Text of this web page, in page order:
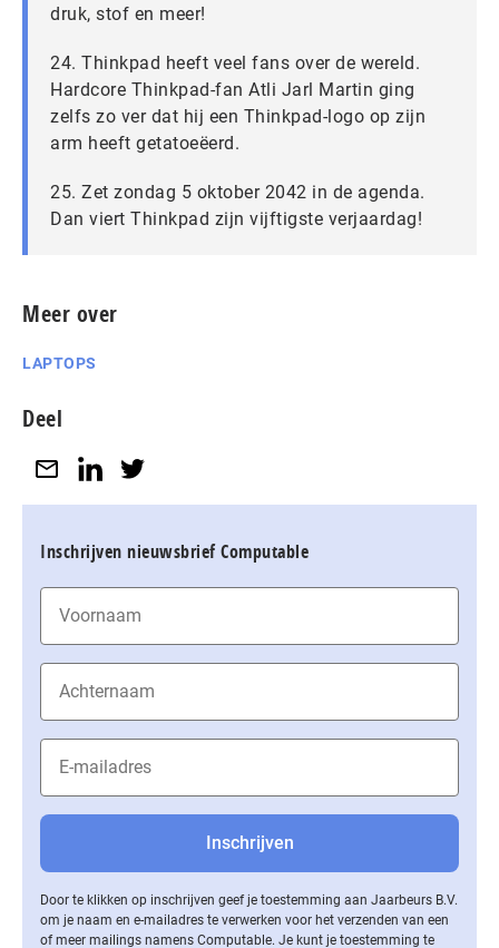
druk, stof en meer!
24. Thinkpad heeft veel fans over de wereld.
Hardcore Thinkpad-fan Atli Jarl Martin ging
zelfs zo ver dat hij een Thinkpad-logo op zijn
arm heeft getatoeëerd.
25. Zet zondag 5 oktober 2042 in de agenda.
Dan viert Thinkpad zijn vijftigste verjaardag!
Meer over
LAPTOPS
Deel
Inschrijven nieuwsbrief Computable
Door te klikken op inschrijven geef je toestemming aan Jaarbeurs B.V.
om je naam en e-mailadres te verwerken voor het verzenden van een
of meer mailings namens Computable. Je kunt je toestemming te